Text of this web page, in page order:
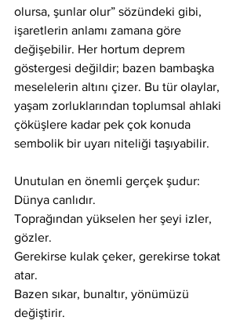
olursa, şunlar olur” sözündeki gibi,
işaretlerin anlamı zamana göre
değişebilir. Her hortum deprem
göstergesi değildir; bazen bambaşka
meselelerin altını çizer. Bu tür olaylar,
yaşam zorluklarından toplumsal ahlaki
çöküşlere kadar pek çok konuda
sembolik bir uyarı niteliği taşıyabilir.
Unutulan en önemli gerçek şudur:
Dünya canlıdır.
Toprağından yükselen her şeyi izler,
gözler.
Gerekirse kulak çeker, gerekirse tokat
atar.
Bazen sıkar, bunaltır, yönümüzü
değiştirir.